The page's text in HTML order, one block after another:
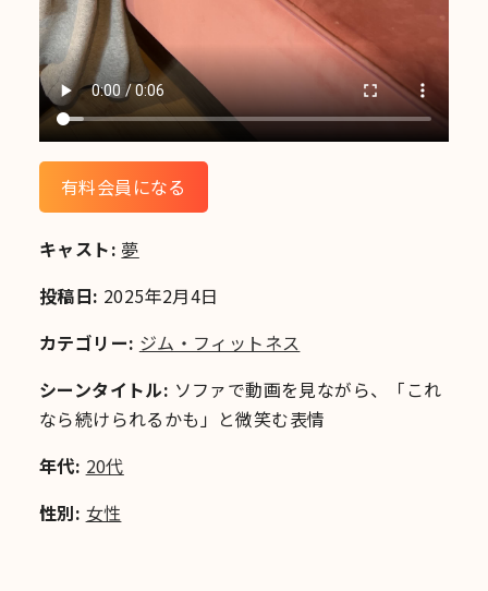
有料会員になる
キャスト: 夢
投稿日: 2025年2月4日
カテゴリー: ジム・フィットネス
シーンタイトル: ソファで動画を見ながら、「これ
なら続けられるかも」と微笑む表情
年代: 20代
性別: 女性